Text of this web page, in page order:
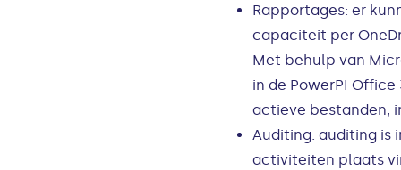
Rapportages: er
capaciteit per
Met behulp van
in de PowerPI
actieve bestanden,
Auditing: auditing is
activiteiten plaats